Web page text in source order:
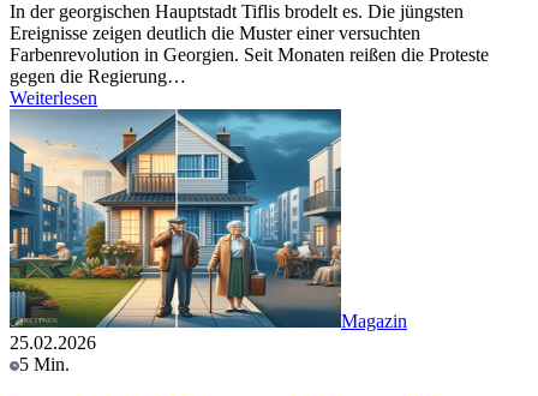
In der georgischen Hauptstadt Tiflis brodelt es. Die jüngsten
Ereignisse zeigen deutlich die Muster einer versuchten
Farbenrevolution in Georgien. Seit Monaten reißen die Proteste
gegen die Regierung…
Weiterlesen
Magazin
25.02.2026
5 Min.